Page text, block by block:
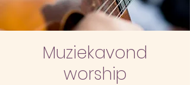
Muziekavond
worship